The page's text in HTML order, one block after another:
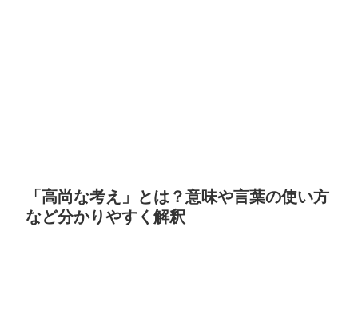
「高尚な考え」とは？意味や言葉の使い方
など分かりやすく解釈